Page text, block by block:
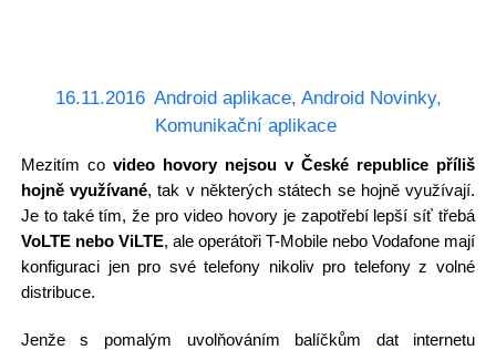
16.11.2016 Android aplikace, Android Novinky,
Komunikační aplikace
Mezitím co video hovory nejsou v České republice příliš
hojně využívané, tak v některých státech se hojně využívají.
Je to také tím, že pro video hovory je zapotřebí lepší síť třebá
VoLTE nebo ViLTE, ale operátoři T-Mobile nebo Vodafone mají
konfiguraci jen pro své telefony nikoliv pro telefony z volné
distribuce.
Jenže s pomalým uvolňováním balíčkům dat internetu